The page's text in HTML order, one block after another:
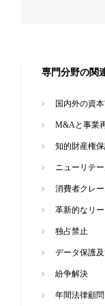
専門分野の関
国内外の資
M&Aと事業
知的財産権
ニューリテ
消費者クレ
革新的なリ
独占禁止
データ保護
紛争解決
年間法律顧問